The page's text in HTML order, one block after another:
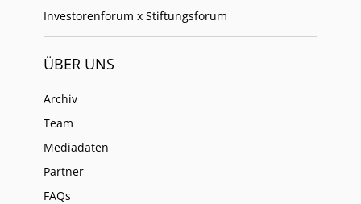
Investorenforum x Stiftungsforum
ÜBER UNS
Archiv
Team
Mediadaten
Partner
FAQs